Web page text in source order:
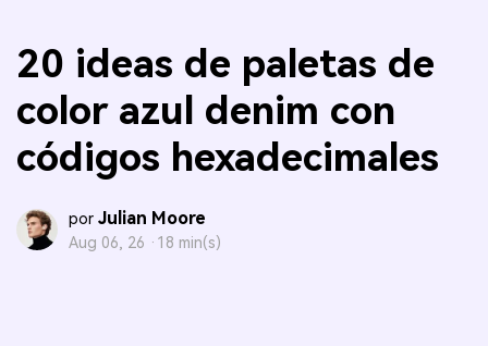
20 ideas de paletas de
color azul denim con
códigos hexadecimales
por Julian Moore
Aug 06, 26 · 18 min(s)